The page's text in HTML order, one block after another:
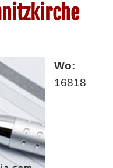
Wo:
16818